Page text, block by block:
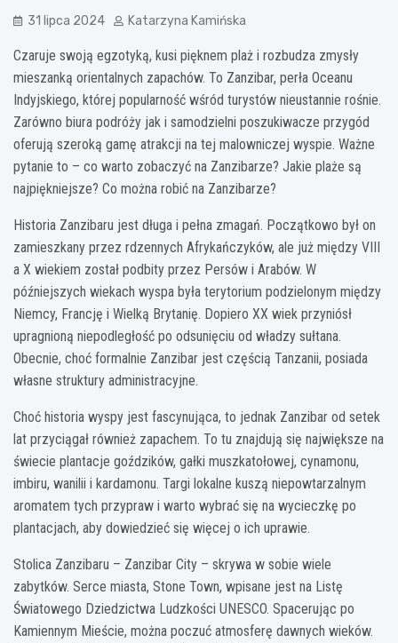
31 lipca 2024 Katarzyna Kamińska
Czaruje swoją egzotyką, kusi pięknem plaż i rozbudza zmysły
mieszanką orientalnych zapachów. To Zanzibar, perła Oceanu
Indyjskiego, której popularność wśród turystów nieustannie rośnie.
Zarówno biura podróży jak i samodzielni poszukiwacze przygód
oferują szeroką gamę atrakcji na tej malowniczej wyspie. Ważne
pytanie to – co warto zobaczyć na Zanzibarze? Jakie plaże są
najpiękniejsze? Co można robić na Zanzibarze?
Historia Zanzibaru jest długa i pełna zmagań. Początkowo był on
zamieszkany przez rdzennych Afrykańczyków, ale już między VIII
a X wiekiem został podbity przez Persów i Arabów. W
późniejszych wiekach wyspa była terytorium podzielonym między
Niemcy, Francję i Wielką Brytanię. Dopiero XX wiek przyniósł
upragnioną niepodległość po odsunięciu od władzy sułtana.
Obecnie, choć formalnie Zanzibar jest częścią Tanzanii, posiada
własne struktury administracyjne.
Choć historia wyspy jest fascynująca, to jednak Zanzibar od setek
lat przyciągał również zapachem. To tu znajdują się największe na
świecie plantacje goździków, gałki muszkatołowej, cynamonu,
imbiru, wanilii i kardamonu. Targi lokalne kuszą niepowtarzalnym
aromatem tych przypraw i warto wybrać się na wycieczkę po
plantacjach, aby dowiedzieć się więcej o ich uprawie.
Stolica Zanzibaru – Zanzibar City – skrywa w sobie wiele
zabytków. Serce miasta, Stone Town, wpisane jest na Listę
Światowego Dziedzictwa Ludzkości UNESCO. Spacerując po
Kamiennym Mieście, można poczuć atmosferę dawnych wieków.